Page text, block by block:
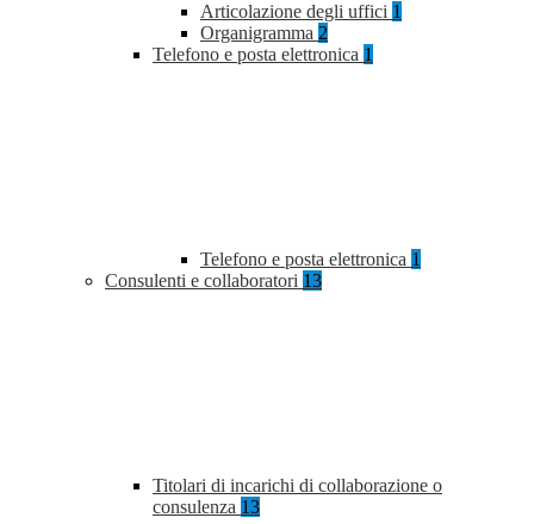
Articolazione degli uffici 1
Organigramma 2
Telefono e posta elettronica 1
Telefono e posta elettronica 1
Consulenti e collaboratori 13
Titolari di incarichi di collaborazione o
consulenza 13